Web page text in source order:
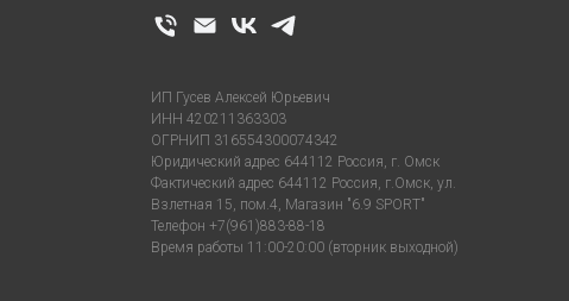
ИП Гусев Алексей Юрьевич
ИНН 420211363303
ОГРНИП 316554300074342
Юридический адрес 644112 Россия, г. Омск
Фактический адрес 644112 Россия, г.Омск, ул.
Взлетная 15, пом.4, Магазин "6.9 SPORT"
Телефон +7(961)883-88-18
Время работы 11:00-20:00 (вторник выходной)